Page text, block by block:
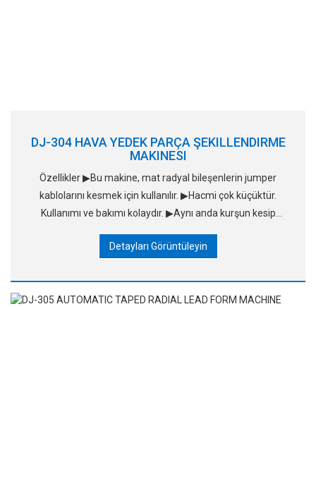
DJ-304 HAVA YEDEK PARÇA ŞEKILLENDIRME
MAKINESI
Özellikler ▶Bu makine, mat radyal bileşenlerin jumper
kablolarını kesmek için kullanılır. ▶Hacmi çok küçüktür.
Kullanımı ve bakımı kolaydır. ▶Aynı anda kurşun kesip
Detayları Görüntüleyin